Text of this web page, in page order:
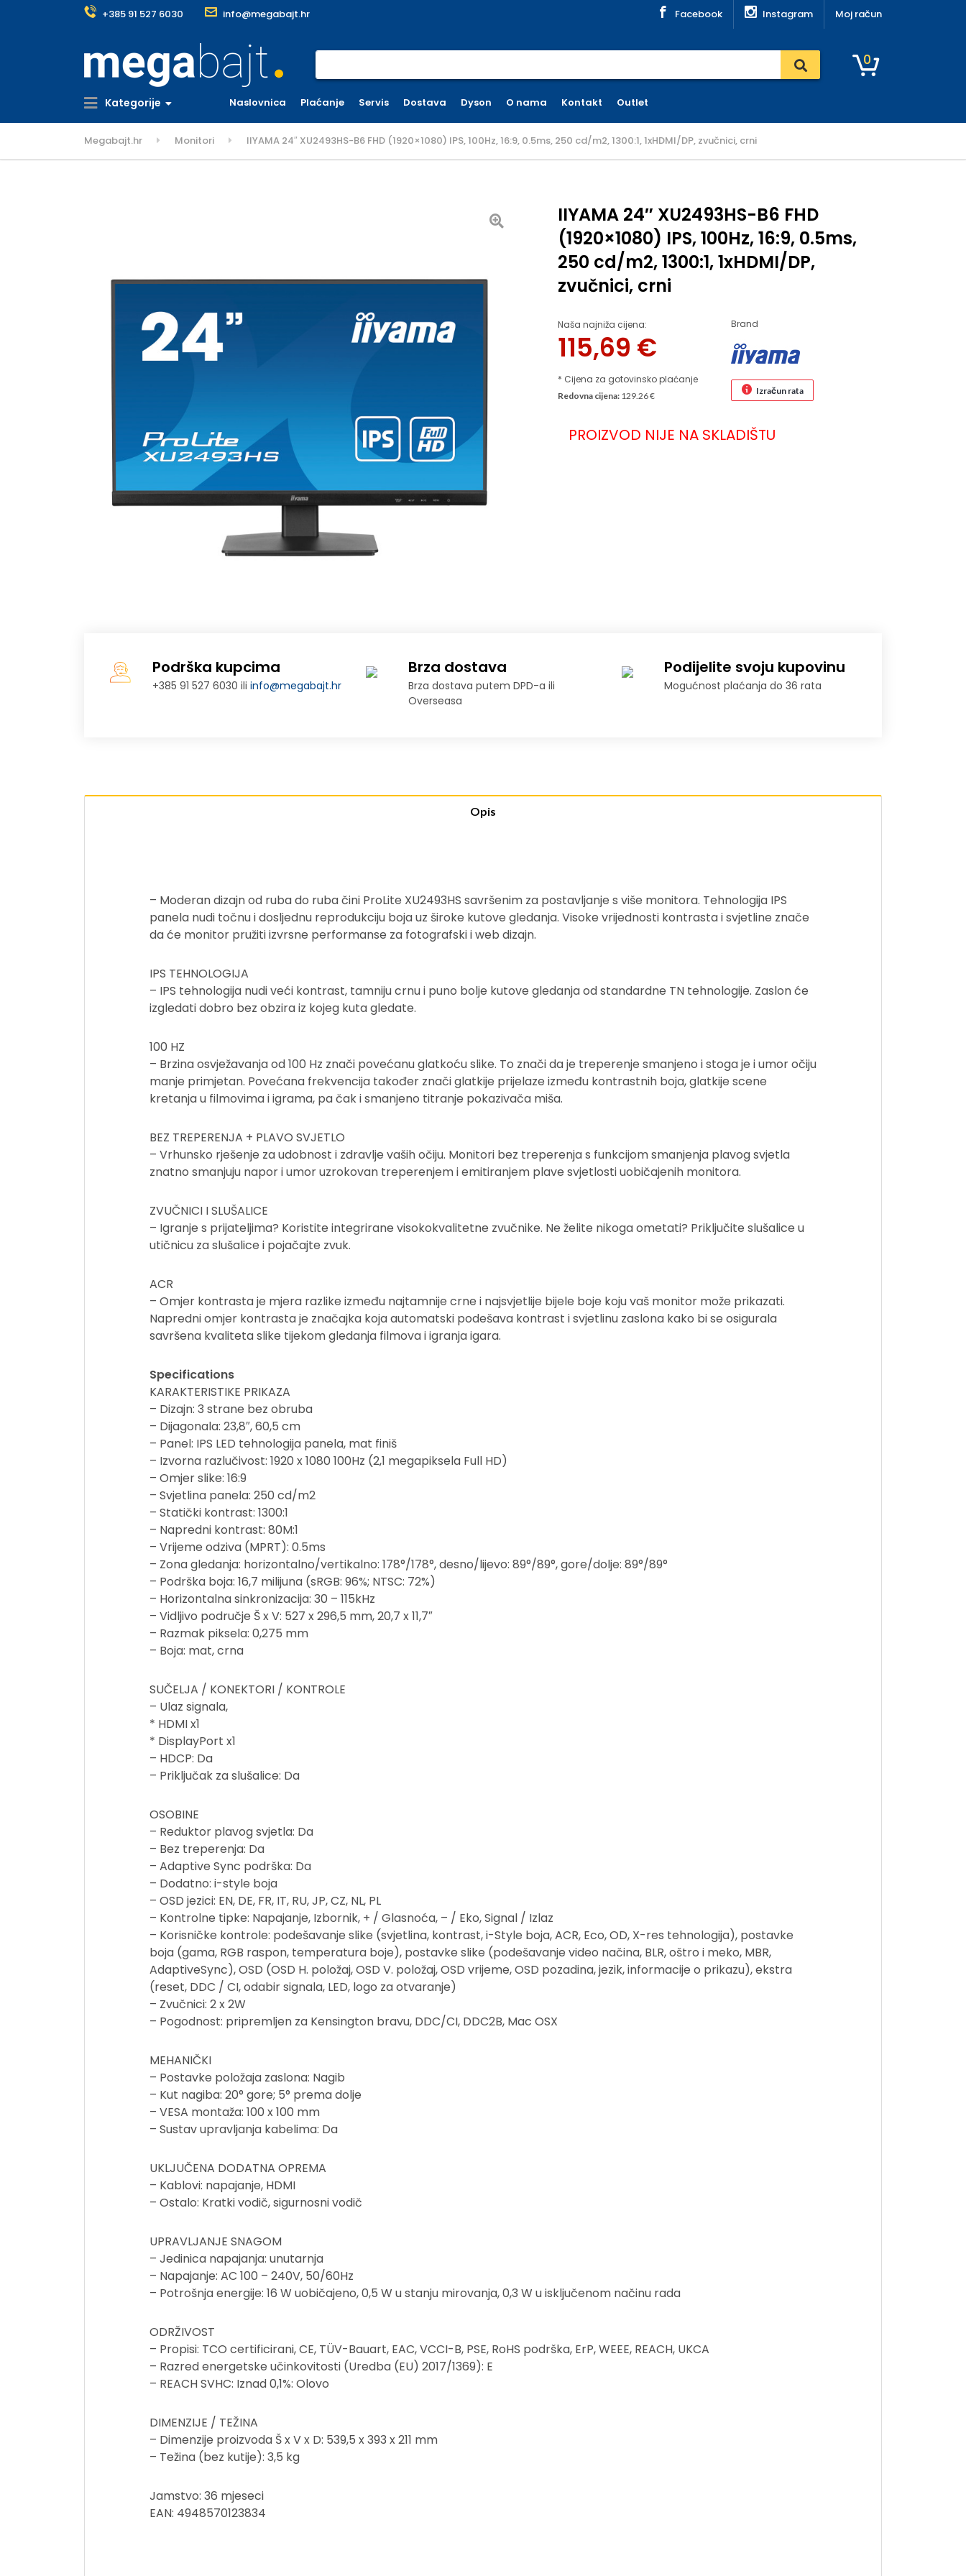
+385 91 527 6030 info@megabajt.hr Facebook Instagram Moj račun
0
Kategorije Naslovnica Plaćanje Servis Dostava Dyson O nama Kontakt Outlet
Megabajt.hr Monitori IIYAMA 24″ XU2493HS-B6 FHD (1920×1080) IPS, 100Hz, 16:9, 0.5ms, 250 cd/m2, 1300:1, 1xHDMI/DP, zvučnici, crni
IIYAMA 24″ XU2493HS-B6 FHD
(1920×1080) IPS, 100Hz, 16:9, 0.5ms,
250 cd/m2, 1300:1, 1xHDMI/DP,
zvučnici, crni
Naša najniža cijena:
115,69 €
* Cijena za gotovinsko plaćanje
Brand
Redovna cijena: 129.26 € Izračun rata
PROIZVOD NIJE NA SKLADIŠTU
Podrška kupcima
+385 91 527 6030 iliinfo@megabajt.hr
Brza dostava
Brza dostava putem DPD-a ili
Overseasa
Podijelite svoju kupovinu
Mogućnost plaćanja do 36 rata
Opis
– Moderan dizajn od ruba do ruba čini ProLite XU2493HS savršenim za postavljanje s više monitora. Tehnologija IPS
panela nudi točnu i dosljednu reprodukciju boja uz široke kutove gledanja. Visoke vrijednosti kontrasta i svjetline znače
da će monitor pružiti izvrsne performanse za fotografski i web dizajn.
IPS TEHNOLOGIJA
– IPS tehnologija nudi veći kontrast, tamniju crnu i puno bolje kutove gledanja od standardne TN tehnologije. Zaslon će
izgledati dobro bez obzira iz kojeg kuta gledate.
100 HZ
– Brzina osvježavanja od 100 Hz znači povećanu glatkoću slike. To znači da je treperenje smanjeno i stoga je i umor očiju
manje primjetan. Povećana frekvencija također znači glatkije prijelaze između kontrastnih boja, glatkije scene
kretanja u filmovima i igrama, pa čak i smanjeno titranje pokazivača miša.
BEZ TREPERENJA + PLAVO SVJETLO
– Vrhunsko rješenje za udobnost i zdravlje vaših očiju. Monitori bez treperenja s funkcijom smanjenja plavog svjetla
znatno smanjuju napor i umor uzrokovan treperenjem i emitiranjem plave svjetlosti uobičajenih monitora.
ZVUČNICI I SLUŠALICE
– Igranje s prijateljima? Koristite integrirane visokokvalitetne zvučnike. Ne želite nikoga ometati? Priključite slušalice u
utičnicu za slušalice i pojačajte zvuk.
ACR
– Omjer kontrasta je mjera razlike između najtamnije crne i najsvjetlije bijele boje koju vaš monitor može prikazati.
Napredni omjer kontrasta je značajka koja automatski podešava kontrast i svjetlinu zaslona kako bi se osigurala
savršena kvaliteta slike tijekom gledanja filmova i igranja igara.
Specifications
KARAKTERISTIKE PRIKAZA
– Dizajn: 3 strane bez obruba
– Dijagonala: 23,8″, 60,5 cm
– Panel: IPS LED tehnologija panela, mat finiš
– Izvorna razlučivost: 1920 x 1080 100Hz (2,1 megapiksela Full HD)
– Omjer slike: 16:9
– Svjetlina panela: 250 cd/m2
– Statički kontrast: 1300:1
– Napredni kontrast: 80M:1
– Vrijeme odziva (MPRT): 0.5ms
– Zona gledanja: horizontalno/vertikalno: 178°/178°, desno/lijevo: 89°/89°, gore/dolje: 89°/89°
– Podrška boja: 16,7 milijuna (sRGB: 96%; NTSC: 72%)
– Horizontalna sinkronizacija: 30 – 115kHz
– Vidljivo područje Š x V: 527 x 296,5 mm, 20,7 x 11,7″
– Razmak piksela: 0,275 mm
– Boja: mat, crna
SUČELJA / KONEKTORI / KONTROLE
– Ulaz signala,
* HDMI x1
* DisplayPort x1
– HDCP: Da
– Priključak za slušalice: Da
OSOBINE
– Reduktor plavog svjetla: Da
– Bez treperenja: Da
– Adaptive Sync podrška: Da
– Dodatno: i-style boja
– OSD jezici: EN, DE, FR, IT, RU, JP, CZ, NL, PL
– Kontrolne tipke: Napajanje, Izbornik, + / Glasnoća, – / Eko, Signal / Izlaz
– Korisničke kontrole: podešavanje slike (svjetlina, kontrast, i-Style boja, ACR, Eco, OD, X-res tehnologija), postavke
boja (gama, RGB raspon, temperatura boje), postavke slike (podešavanje video načina, BLR, oštro i meko, MBR,
AdaptiveSync), OSD (OSD H. položaj, OSD V. položaj, OSD vrijeme, OSD pozadina, jezik, informacije o prikazu), ekstra
(reset, DDC / CI, odabir signala, LED, logo za otvaranje)
– Zvučnici: 2 x 2W
– Pogodnost: pripremljen za Kensington bravu, DDC/CI, DDC2B, Mac OSX
MEHANIČKI
– Postavke položaja zaslona: Nagib
– Kut nagiba: 20° gore; 5° prema dolje
– VESA montaža: 100 x 100 mm
– Sustav upravljanja kabelima: Da
UKLJUČENA DODATNA OPREMA
– Kablovi: napajanje, HDMI
– Ostalo: Kratki vodič, sigurnosni vodič
UPRAVLJANJE SNAGOM
– Jedinica napajanja: unutarnja
– Napajanje: AC 100 – 240V, 50/60Hz
– Potrošnja energije: 16 W uobičajeno, 0,5 W u stanju mirovanja, 0,3 W u isključenom načinu rada
ODRŽIVOST
– Propisi: TCO certificirani, CE, TÜV-Bauart, EAC, VCCI-B, PSE, RoHS podrška, ErP, WEEE, REACH, UKCA
– Razred energetske učinkovitosti (Uredba (EU) 2017/1369): E
– REACH SVHC: Iznad 0,1%: Olovo
DIMENZIJE / TEŽINA
– Dimenzije proizvoda Š x V x D: 539,5 x 393 x 211 mm
– Težina (bez kutije): 3,5 kg
Jamstvo: 36 mjeseci
EAN: 4948570123834